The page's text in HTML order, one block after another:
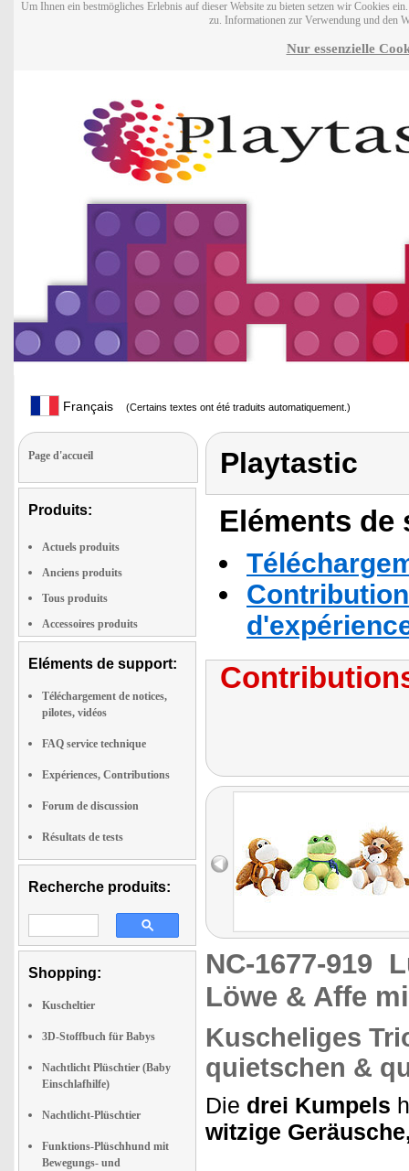
Um Ihnen ein bestmögliches Erlebnis auf dieser Website zu bieten setzen wir Cookies
zu. Informationen zur Verwendung und den
Nur essenzielle
Français (Certains textes ont été traduits automatiquement.)
Page d'accueil
Produits:
Actuels produits
Anciens produits
Tous produits
Accessoires produits
Eléments de support:
Téléchargement de notices,
pilotes, vidéos
FAQ service technique
Expériences, Contributions
Forum de discussion
Résultats de tests
Recherche produits:
Shopping:
Kuscheltier
3D-Stoffbuch für Babys
Nachtlicht Plüschtier (Baby
Einschlafhilfe)
Nachtlicht-Plüschtier
Funktions-Plüschhund mit
Bewegungs- und
Playtastic
Eléments
NC-1677-919
Löwe & Affe
Kuscheliges
quietschen &
Die drei Kumpels
witzige